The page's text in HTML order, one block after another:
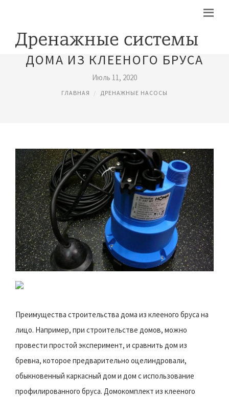
ДОМА ИЗ КЛЕЕНОГО БРУСА
Июль 11, 2020
ГЛАВНАЯ ДРЕНАЖНЫЕ НАСОСЫ
Преимущества строительства дома из клееного бруса на
лицо. Например, при строительстве домов, можно
провести простой эксперимент, и сравнить дом из
бревна, которое предварительно оцелиндровали,
обыкновенный каркасный дом и дом с использование
профилированного бруса. Домокомплект из клееного